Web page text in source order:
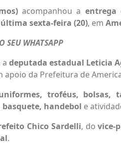
acompanhou a entrega
sexta-feira (20), em
SEU WHATSAPP
deputada estadual Leticia
apoio da Prefeitura de
troféus, bolsas,
handebol e
Chico Sardelli, dovice-
.